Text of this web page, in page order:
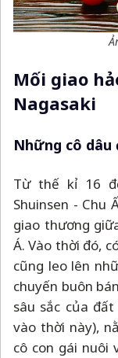
Mối giao
Nagasaki
Những cô
Từ thế kỉ 16
Shuinsen - Chu
giao thương
Á. Vào thời đó,
cũng leo lên
chuyến buôn
sâu sắc của
vào thời này),
cô con gái nuôi